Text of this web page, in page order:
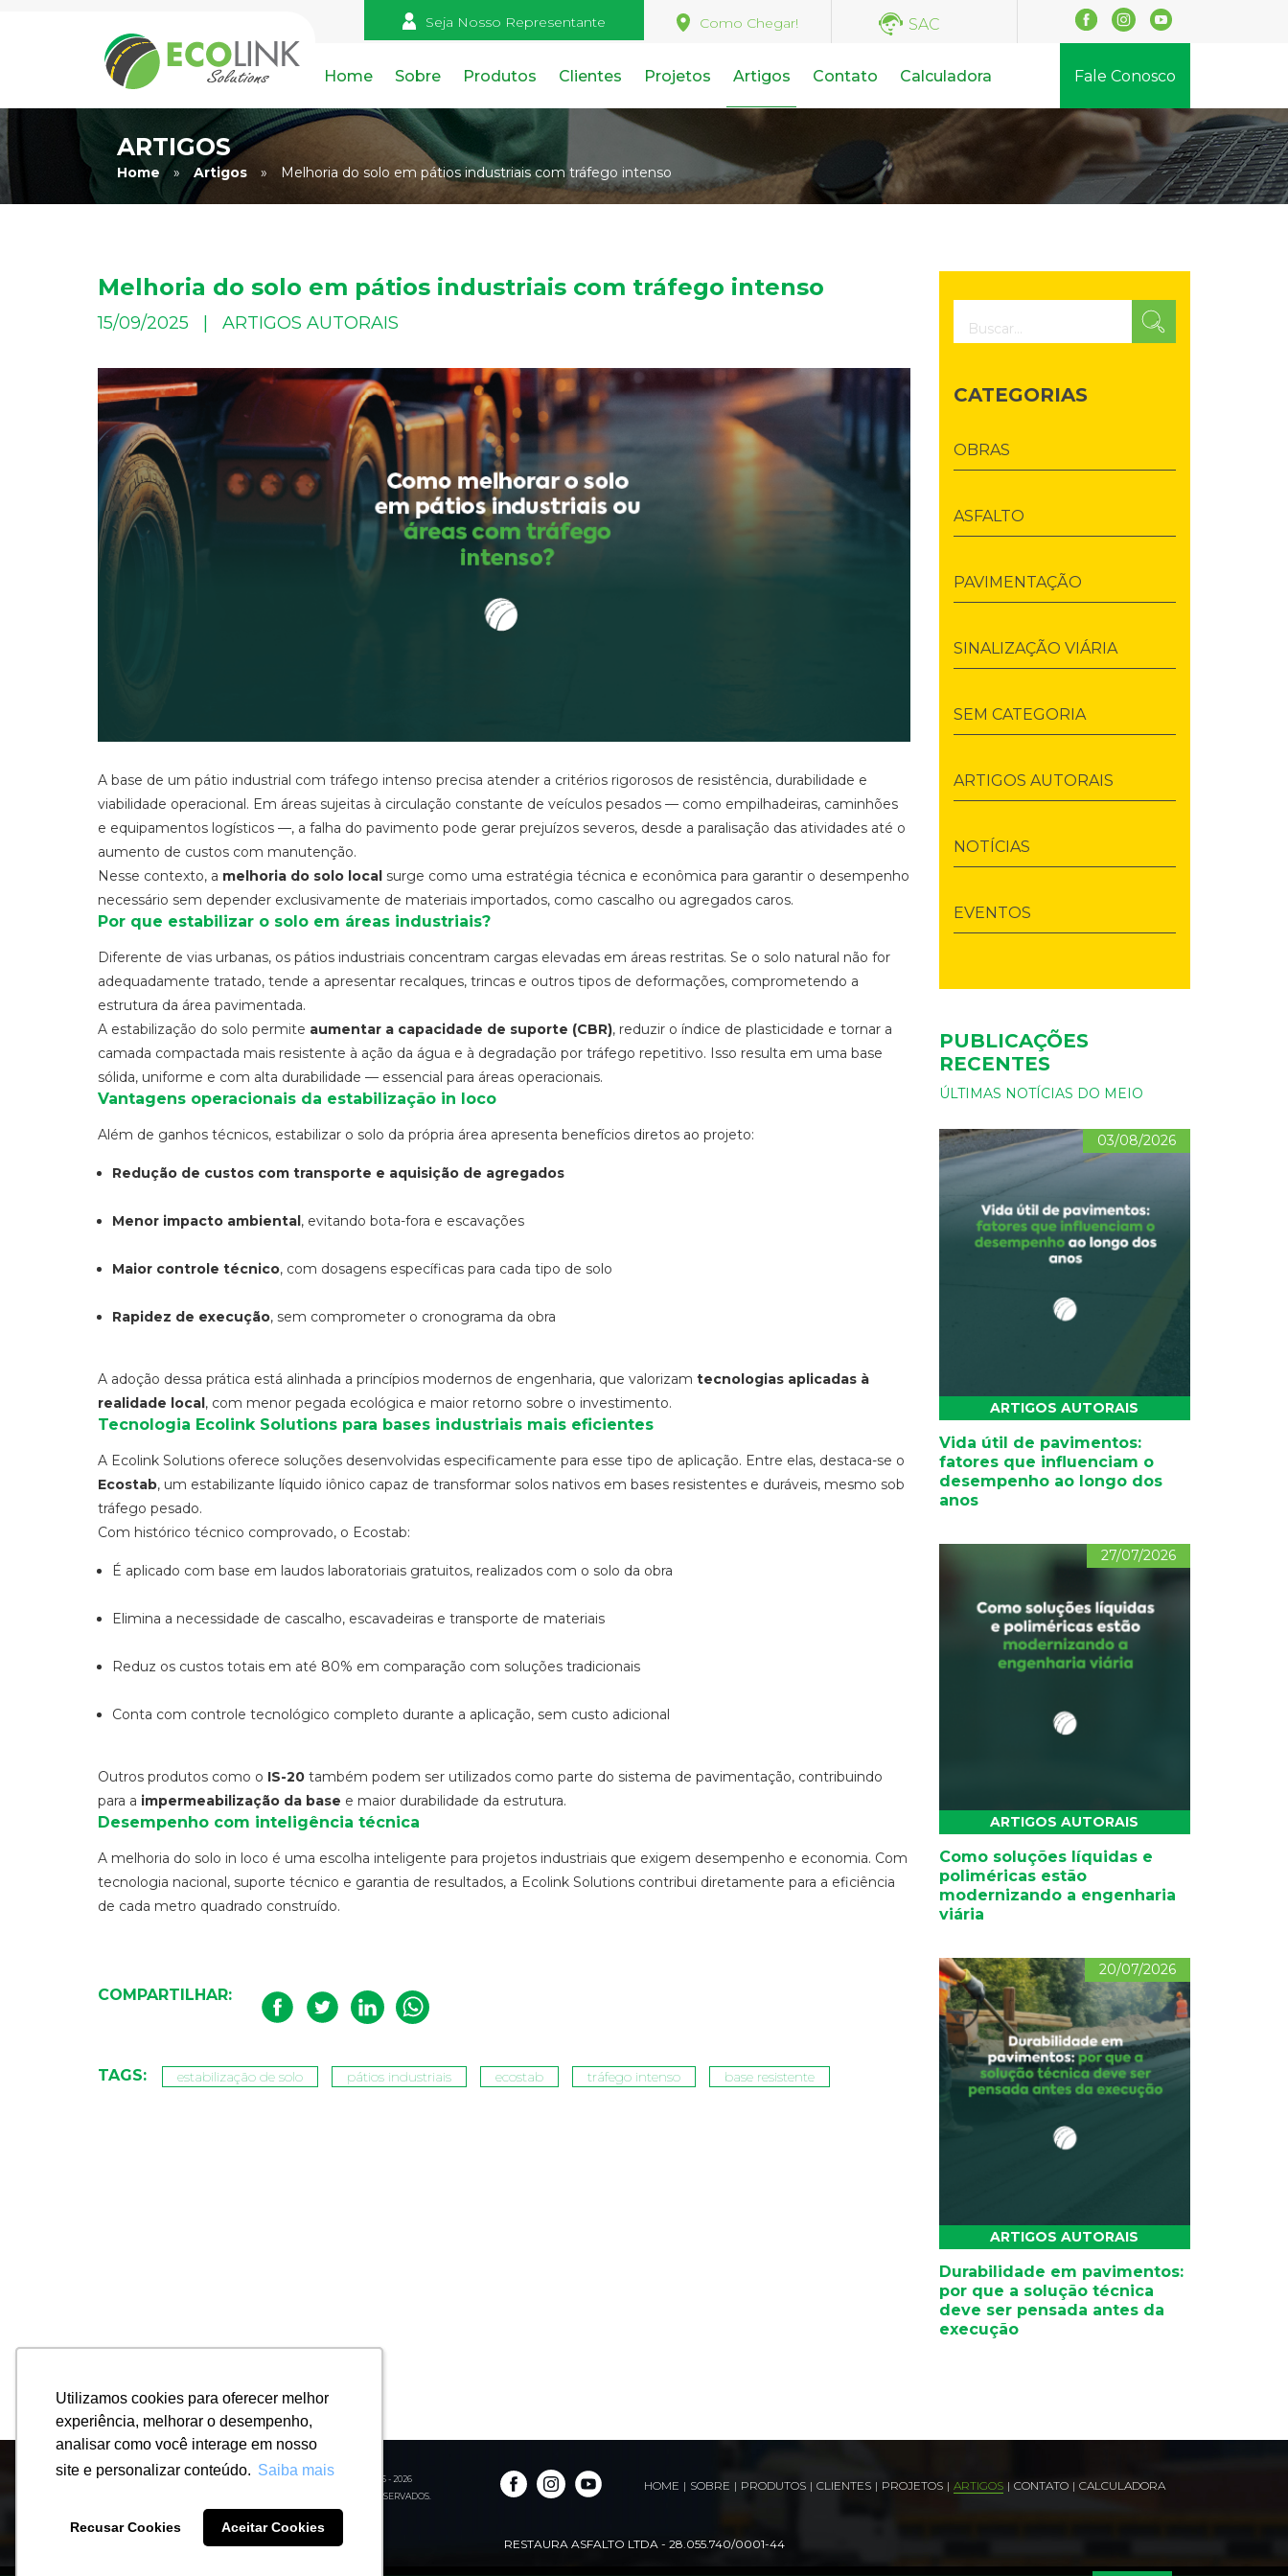
Utilizamos cookies para oferecer melhor
experiência, melhorar o desempenho,
analisar como você interage em nosso
site e personalizar conteúdo. Saiba mais
Recusar Cookies Aceitar Cookies
Utilizamos cookies para oferecer melhor
experiência, melhorar o desempenho,
analisar como você interage em nosso
site e personalizar conteúdo. Saiba mais
Recusar Cookies Aceitar Cookies
Seja Nosso Representante Como Chegar! SAC
Home Sobre Produtos Clientes Projetos Artigos Contato Calculadora Fale Conosco
ARTIGOS
Home » Artigos » Melhoria do solo em pátios industriais com tráfego intenso
Melhoria do solo em pátios industriais com tráfego intenso
15/09/2025 | ARTIGOS AUTORAIS
A base de um pátio industrial com tráfego intenso precisa atender a critérios rigorosos de resistência, durabilidade e
viabilidade operacional. Em áreas sujeitas à circulação constante de veículos pesados — como empilhadeiras, caminhões
e equipamentos logísticos —, a falha do pavimento pode gerar prejuízos severos, desde a paralisação das atividades até o
aumento de custos com manutenção.
Nesse contexto, a melhoria do solo local surge como uma estratégia técnica e econômica para garantir o desempenho
necessário sem depender exclusivamente de materiais importados, como cascalho ou agregados caros.
Por que estabilizar o solo em áreas industriais?
Diferente de vias urbanas, os pátios industriais concentram cargas elevadas em áreas restritas. Se o solo natural não for
adequadamente tratado, tende a apresentar recalques, trincas e outros tipos de deformações, comprometendo a
estrutura da área pavimentada.
A estabilização do solo permite aumentar a capacidade de suporte (CBR), reduzir o índice de plasticidade e tornar a
camada compactada mais resistente à ação da água e à degradação por tráfego repetitivo. Isso resulta em uma base
sólida, uniforme e com alta durabilidade — essencial para áreas operacionais.
Vantagens operacionais da estabilização in loco
Além de ganhos técnicos, estabilizar o solo da própria área apresenta benefícios diretos ao projeto:
Redução de custos com transporte e aquisição de agregados
Menor impacto ambiental, evitando bota-fora e escavações
Maior controle técnico, com dosagens específicas para cada tipo de solo
Rapidez de execução, sem comprometer o cronograma da obra
A adoção dessa prática está alinhada a princípios modernos de engenharia, que valorizam tecnologias aplicadas à
realidade local, com menor pegada ecológica e maior retorno sobre o investimento.
Tecnologia Ecolink Solutions para bases industriais mais eficientes
A Ecolink Solutions oferece soluções desenvolvidas especificamente para esse tipo de aplicação. Entre elas, destaca-se o
Ecostab, um estabilizante líquido iônico capaz de transformar solos nativos em bases resistentes e duráveis, mesmo sob
tráfego pesado.
Com histórico técnico comprovado, o Ecostab:
É aplicado com base em laudos laboratoriais gratuitos, realizados com o solo da obra
Elimina a necessidade de cascalho, escavadeiras e transporte de materiais
Reduz os custos totais em até 80% em comparação com soluções tradicionais
Conta com controle tecnológico completo durante a aplicação, sem custo adicional
Outros produtos como o IS-20 também podem ser utilizados como parte do sistema de pavimentação, contribuindo
para a impermeabilização da base e maior durabilidade da estrutura.
Desempenho com inteligência técnica
A melhoria do solo in loco é uma escolha inteligente para projetos industriais que exigem desempenho e economia. Com
tecnologia nacional, suporte técnico e garantia de resultados, a Ecolink Solutions contribui diretamente para a eficiência
de cada metro quadrado construído.
COMPARTILHAR:
TAGS: estabilização de solo pátios industriais ecostab tráfego intenso base resistente
CATEGORIAS
OBRAS
ASFALTO
PAVIMENTAÇÃO
SINALIZAÇÃO VIÁRIA
SEM CATEGORIA
ARTIGOS AUTORAIS
NOTÍCIAS
EVENTOS
PUBLICAÇÕES
RECENTES
ÚLTIMAS NOTÍCIAS DO MEIO
03/08/2026
ARTIGOS AUTORAIS
Vida útil de pavimentos:
fatores que influenciam o
desempenho ao longo dos
anos
27/07/2026
ARTIGOS AUTORAIS
Como soluções líquidas e
poliméricas estão
modernizando a engenharia
viária
20/07/2026
ARTIGOS AUTORAIS
Durabilidade em pavimentos:
por que a solução técnica
deve ser pensada antes da
execução
© ECOLINK SOLUTIONS - 2026
TODOS OS DIREITOS RESERVADOS
HOME | SOBRE | PRODUTOS | CLIENTES | PROJETOS | ARTIGOS | CONTATO | CALCULADORA
RESTAURA ASFALTO LTDA - 28.055.740/0001-44